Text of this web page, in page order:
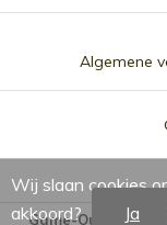
Algemene
Game-Outlet NL
Wij slaan cookies
akkoord?
Ja